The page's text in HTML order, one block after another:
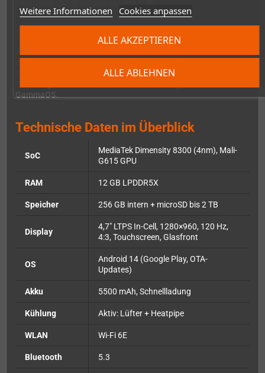
Weitere Informationen Cookies anpassen
ALLE ABLEHNEN
ALLE AKZEPTIEREN
Konnektivität & Software
Play ist vorinstalliert, ebenso wie diverse Emulatoren. Für
GammaOS.
Technische Daten im Überblick
SoC
MediaTek Dimensity 8300 (4nm), Mali-
G615 GPU
RAM 12 GB LPDDR5X
Speicher 256 GB intern + microSD bis 2 TB
Display
4,7" LTPS In-Cell, 1280×960, 120 Hz,
4:3, Touchscreen, Glasfront
OS
Android 14 (Google Play, OTA-
Updates)
Akku 5500 mAh, Schnellladung
Kühlung Aktiv: Lüfter + Heatpipe
WLAN Wi-Fi 6E
Bluetooth 5.3